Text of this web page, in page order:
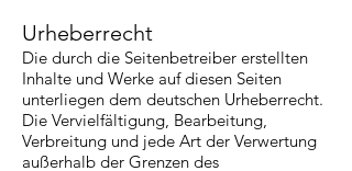
Urheberrecht
Die durch die Seitenbetreiber erstellten
Inhalte und Werke auf diesen Seiten
unterliegen dem deutschen Urheberrecht.
Die Vervielfältigung, Bearbeitung,
Verbreitung und jede Art der Verwertung
außerhalb der Grenzen des